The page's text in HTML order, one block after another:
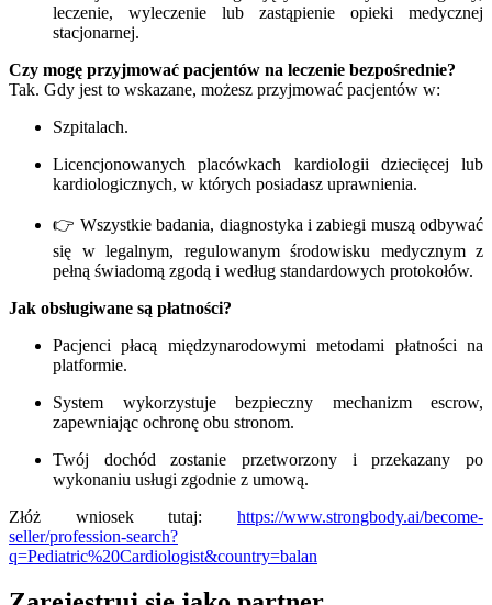
leczenie, wyleczenie lub zastąpienie opieki medycznej
stacjonarnej.
Czy mogę przyjmować pacjentów na leczenie bezpośrednie?
Tak. Gdy jest to wskazane, możesz przyjmować pacjentów w:
Szpitalach.
Licencjonowanych placówkach kardiologii dziecięcej lub
kardiologicznych, w których posiadasz uprawnienia.
👉 Wszystkie badania, diagnostyka i zabiegi muszą odbywać
się w legalnym, regulowanym środowisku medycznym z
pełną świadomą zgodą i według standardowych protokołów.
Jak obsługiwane są płatności?
Pacjenci płacą międzynarodowymi metodami płatności na
platformie.
System wykorzystuje bezpieczny mechanizm escrow,
zapewniając ochronę obu stronom.
Twój dochód zostanie przetworzony i przekazany po
wykonaniu usługi zgodnie z umową.
Złóż wniosek tutaj: https://www.strongbody.ai/become-
seller/profession-search?
q=Pediatric%20Cardiologist&country=balan